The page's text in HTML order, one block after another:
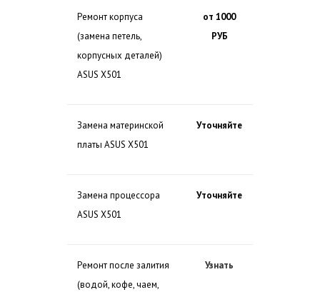
Ремонт корпуса
(замена петель,
корпусных деталей)
ASUS X501
от 1000
РУБ
Замена материнской
платы ASUS X501
Уточняйте
Замена процессора
ASUS X501
Уточняйте
Ремонт после залития
(водой, кофе, чаем,
Узнать